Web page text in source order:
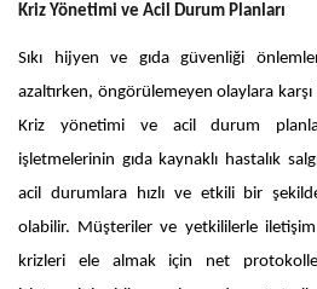
Kriz Yönetimi ve Acil Durum Planları
Sıkı hijyen ve gıda güvenliği
azaltırken, öngörülemeyen olaylara karşı
Kriz yönetimi ve acil durum
işletmelerinin gıda kaynaklı hastalık
acil durumlara hızlı ve etkili bir
olabilir. Müşteriler ve yetkililerle
krizleri ele almak için net